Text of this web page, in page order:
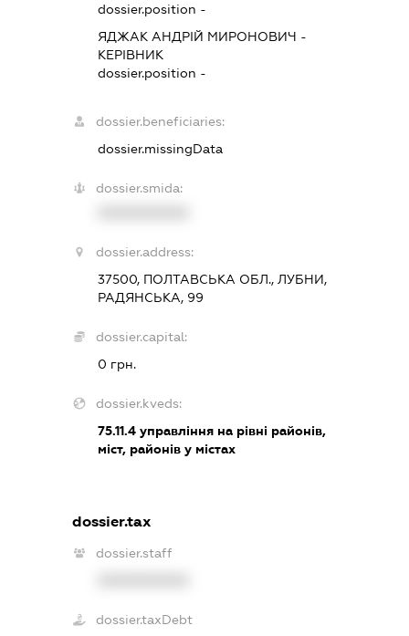
dossier.position -
ЯДЖАК АНДРІЙ МИРОНОВИЧ -
КЕРІВНИК
dossier.position -
dossier.beneficiaries:
dossier.missingData
dossier.smida:
dossier.address:
37500, ПОЛТАВСЬКА ОБЛ., ЛУБНИ,
РАДЯНСЬКА, 99
dossier.capital:
0 грн.
dossier.kveds:
75.11.4 управління на рівні районів,
міст, районів у містах
dossier.tax
dossier.staff
dossier.taxDebt